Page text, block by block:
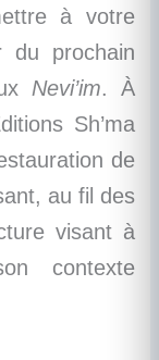
à votre
du prochain
Nevi’im. À
Sh’ma
de
au fil des
visant à
contexte